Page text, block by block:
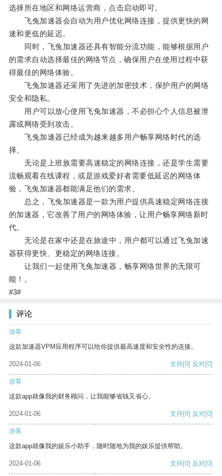
选择所在地区和网络运营商，点击启动即可。
飞兔加速器会自动为用户优化网络连接，提供更快的网
速和更低的延迟。
同时，飞兔加速器还具有智能分流功能，能够根据用户
的需求自动选择最佳的网络节点，确保用户在使用过程中获
得最佳的网络体验。
飞兔加速器还采用了先进的加密技术，保护用户的网络
安全和隐私。
用户可以放心使用飞兔加速器，不必担心个人信息被泄
露或网络受到攻击。
飞兔加速器已经成为越来越多用户畅享网络时代的选
择。
无论是上班族需要高速稳定的网络连接，还是学生需要
流畅观看在线课程，或是游戏爱好者需要低延迟的网络体
验，飞兔加速器都能满足他们的需求。
总之，飞兔加速器是一款为用户提供高速稳定网络连接
的加速器，它改善了用户的网络体验，让用户畅享网络新时
代。
无论是在家中还是在旅途中，用户都可以通过飞兔加速
器获得更快、更稳定的网络连接。
让我们一起使用飞兔加速器，畅享网络世界的无限可
能！。
#3#
评论
游客
这款加速器VPM应用程序可以给你提供最高速度和安全性的连接。
2024-01-06 支持[0] 反对[0]
游客
这款app就像我的财务顾问，让我能够省钱又省心。
2024-01-06 支持[0] 反对[0]
游客
这款app就像我的娱乐小助手，随时随地为我的娱乐提供帮助。
2024-01-06 支持[0] 反对[0]